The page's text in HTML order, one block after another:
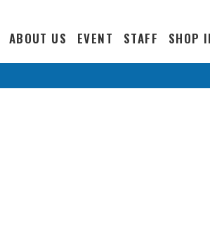
ABOUT US EVENT STAFF SHOP